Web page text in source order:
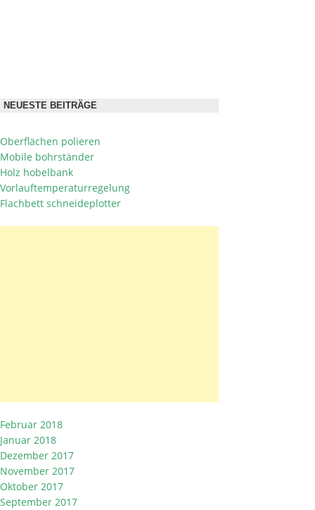
NEUESTE BEITRÄGE
Oberflächen polieren
Mobile bohrständer
Holz hobelbank
Vorlauftemperaturregelung
Flachbett schneideplotter
Februar 2018
Januar 2018
Dezember 2017
November 2017
Oktober 2017
September 2017